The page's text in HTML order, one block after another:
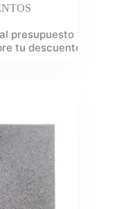
presupuesto y
tu descuento